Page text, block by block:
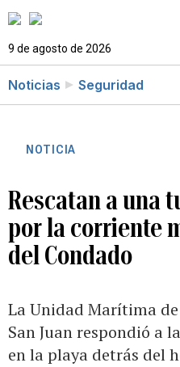
9 de agosto de 2026
Noticias Seguridad
NOTICIA
Rescatan a una
por la corriente
del Condado
La Unidad Marítima
San Juan respondió a
en la playa detrás del